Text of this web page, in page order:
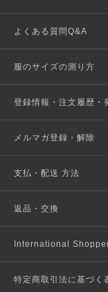
よくある質問Q&A
服のサイズの測り方
登録情報・注文履歴・
メルマガ登録・解除
支払・配送 方法
返品・交換
International
特定商取引法に基づく